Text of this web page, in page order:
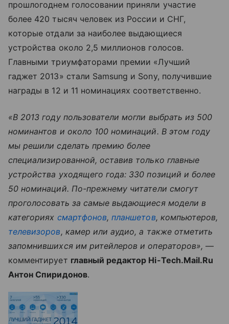
прошлогоднем голосовании приняли участие
более 420 тысяч человек из России и СНГ,
которые отдали за наиболее выдающиеся
устройства около 2,5 миллионов голосов.
Главными триумфаторами премии «Лучший
гаджет 2013» стали Samsung и Sony, получившие
награды в 12 и 11 номинациях соответственно.
«В 2013 году пользователи могли выбрать из 500
номинантов и около 100 номинаций. В этом году
мы решили сделать премию более
специализированной, оставив только главные
устройства уходящего года: 330 позиций и более
50 номинаций. По-прежнему читатели смогут
проголосовать за самые выдающиеся модели в
категориях смартфонов,планшетов, компьютеров,
телевизоров, камер или аудио, а также отметить
запомнившихся им ритейлеров и операторов», —
комментирует главный редактор Hi-Tech.Mail.Ru
Антон Спиридонов.